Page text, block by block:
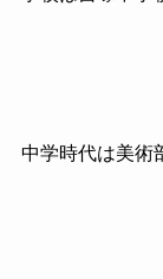
中学時代は美術